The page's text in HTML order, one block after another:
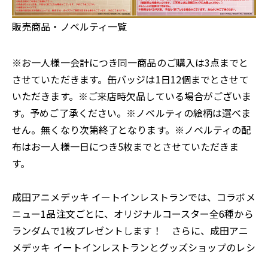
販売商品・ノベルティ一覧
※お一人様一会計につき同一商品のご購入は3点までと
させていただきます。缶バッジは1日12個までとさせて
いただきます。※ご来店時欠品している場合がございま
す。予めご了承ください。※ノベルティの絵柄は選べま
せん。無くなり次第終了となります。※ノベルティの配
布はお一人様一日につき5枚までとさせていただきま
す。
成田アニメデッキ イートインレストランでは、コラボメ
ニュー1品注文ごとに、オリジナルコースター全6種から
ランダムで1枚プレゼントします！ さらに、成田アニ
メデッキ イートインレストランとグッズショップのレシ